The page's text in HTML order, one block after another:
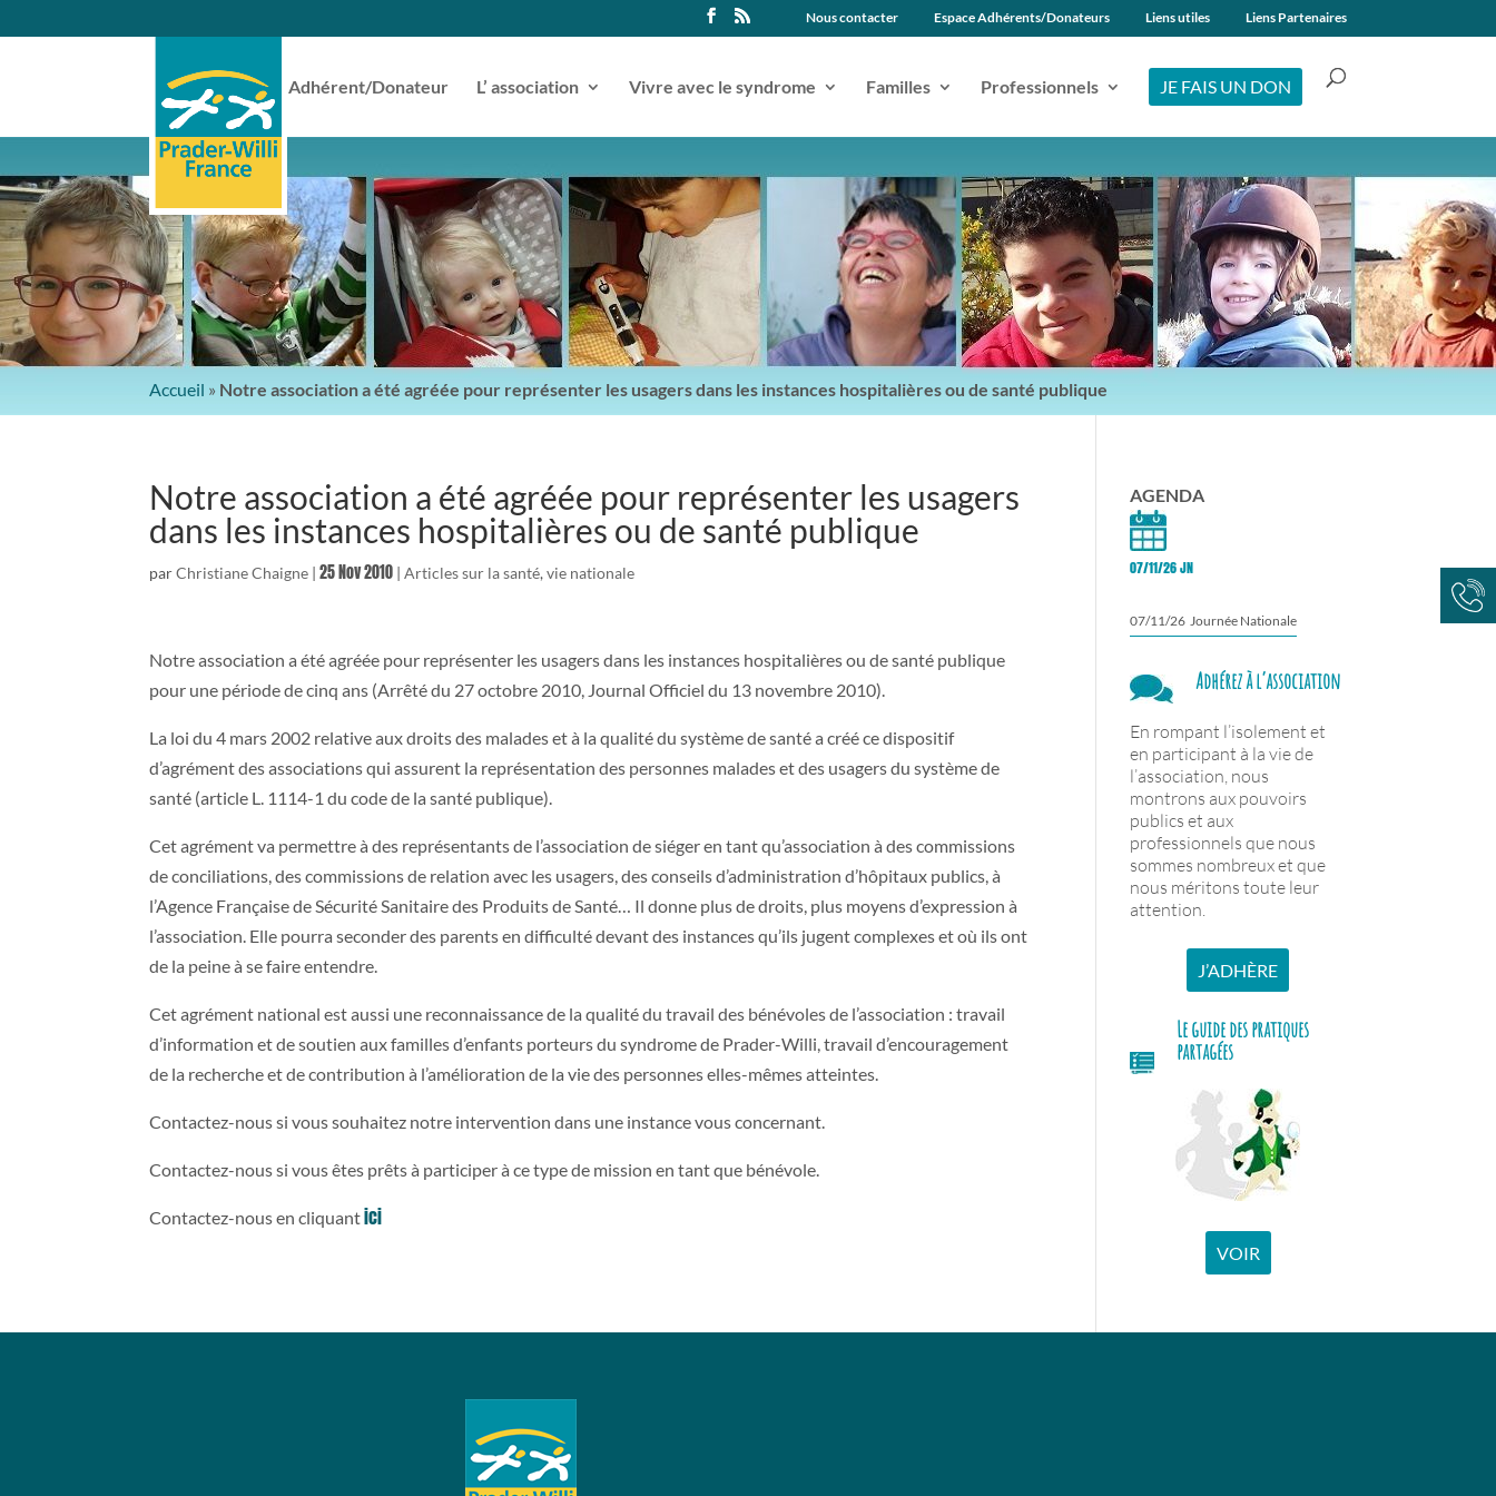
Nous contacter Espace Adhérents/Donateurs Liens utiles Liens Partenaires
Adhérent/Donateur L’ association Vivre avec le syndrome Familles Professionnels JE FAIS UN DON
Accueil » Notre association a été agréée pour représenter les usagers dans les instances hospitalières ou de santé publique
Notre association a été agréée pour représenter les usagers
dans les instances hospitalières ou de santé publique
parChristiane Chaigne |25 Nov 2010 |Articles sur la santé,vie nationale
Notre association a été agréée pour représenter les usagers dans les instances hospitalières ou de santé publique
pour une période de cinq ans (Arrêté du 27 octobre 2010, Journal Officiel du 13 novembre 2010).
La loi du 4 mars 2002 relative aux droits des malades et à la qualité du système de santé a créé ce dispositif
d’agrément des associations qui assurent la représentation des personnes malades et des usagers du système de
santé (article L. 1114-1 du code de la santé publique).
Cet agrément va permettre à des représentants de l’association de siéger en tant qu’association à des commissions
de conciliations, des commissions de relation avec les usagers, des conseils d’administration d’hôpitaux publics, à
l’Agence Française de Sécurité Sanitaire des Produits de Santé… Il donne plus de droits, plus moyens d’expression à
l’association. Elle pourra seconder des parents en difficulté devant des instances qu’ils jugent complexes et où ils ont
de la peine à se faire entendre.
Cet agrément national est aussi une reconnaissance de la qualité du travail des bénévoles de l’association : travail
d’information et de soutien aux familles d’enfants porteurs du syndrome de Prader-Willi, travail d’encouragement
de la recherche et de contribution à l’amélioration de la vie des personnes elles-mêmes atteintes.
Contactez-nous si vous souhaitez notre intervention dans une instance vous concernant.
Contactez-nous si vous êtes prêts à participer à ce type de mission en tant que bénévole.
Contactez-nous en cliquantici
AGENDA
07/11/26 JN
07/11/26 Journée Nationale
Adhérez à l’association
En rompant l’isolement et
en participant à la vie de
l’association, nous
montrons aux pouvoirs
publics et aux
professionnels que nous
sommes nombreux et que
nous méritons toute leur
attention.
J’ADHÈRE
Le guide des pratiques
partagées
VOIR